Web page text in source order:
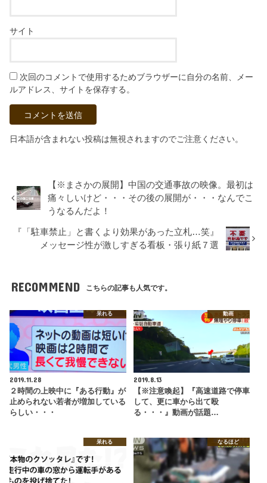
サイト
次回のコメントで使用するためブラウザーに自分の名前、メー
ルアドレス、サイトを保存する。
日本語が含まれない投稿は無視されますのでご注意ください。
【※まさかの展開】中国の交通事故の映像。最初は
痛々しいけど・・・その後の展開が・・・なんでこ
うなるんだよ！
『「駐車禁止」と書くより効果があった立札…笑』
メッセージ性が激しすぎる看板・張り紙７選
RECOMMEND こちらの記事も人気です。
呆れる
2019.11.28
２時間の上映中に『ある行動』が
止められない若者が増加している
らしい・・・
動画
2019.8.13
【※注意喚起】『高速道路で停車
して、更に車から出て殴
る・・・』動画が話題…
呆れる なるほど